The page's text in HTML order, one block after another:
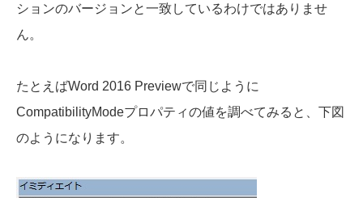
ションのバージョンと一致しているわけではありませ
ん。
たとえばWord 2016 Previewで同じように
CompatibilityModeプロパティの値を調べてみると、下図
のようになります。